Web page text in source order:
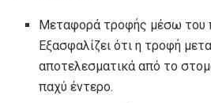
Μεταφορά τροφής μέσω του
Εξασφαλίζει ότι η τροφή
αποτελεσματικά από το
παχύ έντερο.